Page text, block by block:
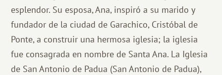
esplendor. Su esposa, Ana, inspiró a su marido y
fundador de la ciudad de Garachico, Cristóbal de
Ponte, a construir una hermosa iglesia; la iglesia
fue consagrada en nombre de Santa Ana. La Iglesia
de San Antonio de Padua (San Antonio de Padua),